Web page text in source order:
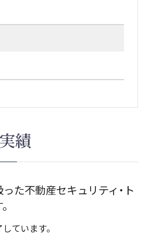
績
た不動産セキュリティ・ト
ています。